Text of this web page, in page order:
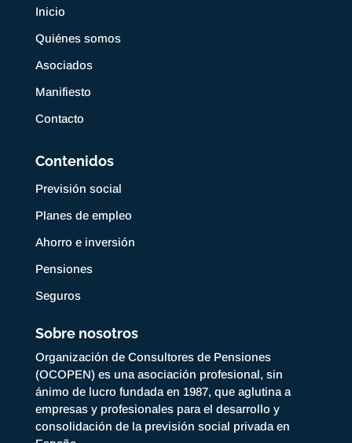
Inicio
Quiénes somos
Asociados
Manifiesto
Contacto
Contenidos
Previsión social
Planes de empleo
Ahorro e inversión
Pensiones
Seguros
Sobre nosotros
Organización de Consultores de Pensiones
(OCOPEN) es una asociación profesional, sin
ánimo de lucro fundada en 1987, que aglutina a
empresas y profesionales para el desarrollo y
consolidación de la previsión social privada en